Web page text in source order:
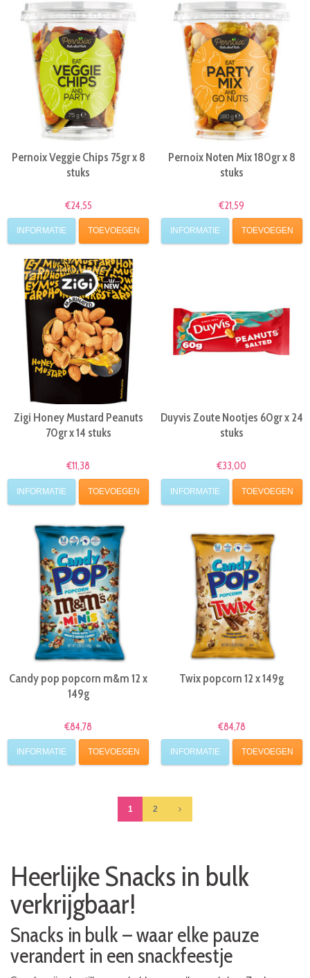
Pernoix Veggie Chips 75gr x 8
stuks
€24,55
INFORMATIE TOEVOEGEN
Pernoix Noten Mix 180gr x 8
stuks
€21,59
INFORMATIE TOEVOEGEN
Zigi Honey Mustard Peanuts
70gr x 14 stuks
€11,38
INFORMATIE TOEVOEGEN
Duyvis Zoute Nootjes 60gr x 24
stuks
€33,00
INFORMATIE TOEVOEGEN
Candy pop popcorn m&m 12 x
149g
€84,78
INFORMATIE TOEVOEGEN
Twix popcorn 12 x 149g
€84,78
INFORMATIE TOEVOEGEN
1 2
Heerlijke Snacks in bulk
verkrijgbaar!
Snacks in bulk – waar elke pauze
verandert in een snackfeestje